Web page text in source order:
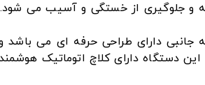
و جلوگیری از خستگی و آسیب می شود.
دارای طراحی حرفه ای می باشد
دستگاه دارای کلاچ اتوماتیک